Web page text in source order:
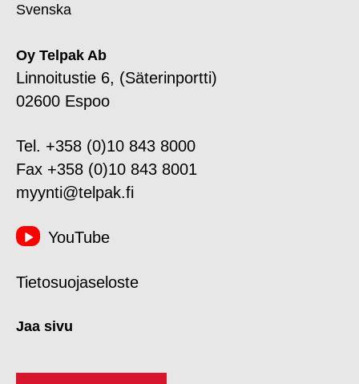
Svenska
Oy Telpak Ab
Linnoitustie 6, (Säterinportti)
02600 Espoo
Tel. +358 (0)10 843 8000
Fax +358 (0)10 843 8001
myynti@telpak.fi
YouTube
Tietosuojaseloste
Jaa sivu